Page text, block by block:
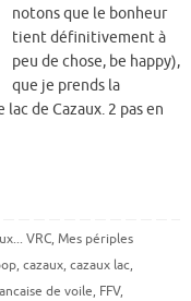
notons que le bonheur
tient définitivement à
peu de chose, be happy),
que je prends la
de Cazaux. 2 pas en
VRC, Mes périples
, cazaux, cazaux lac,
de voile, FFV,